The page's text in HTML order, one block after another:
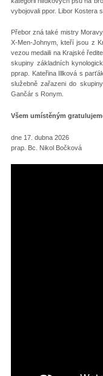
vybojovali ppor. Libor Kostera
Přebor zná také mistry
X-Men-Johnym, kteří jsou z
vezou medaili na Krajské
skupiny základních
pprap. Kateřina Illková s
služebně zařazeni do
Gančár s Ronym.
Všem umístěným
dne 17. dubna 2026
prap. Bc. Nikol Bočková